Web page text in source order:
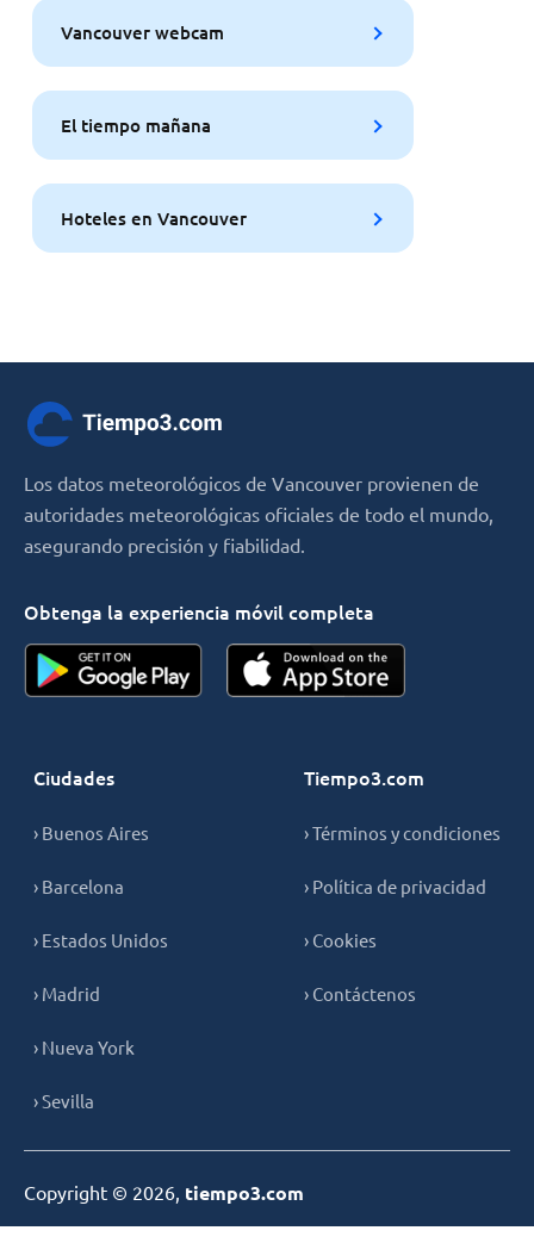
Vancouver webcam
El tiempo mañana
Hoteles en Vancouver
Los datos meteorológicos de Vancouver provienen de
autoridades meteorológicas oficiales de todo el mundo,
asegurando precisión y fiabilidad.
Obtenga la experiencia móvil completa
Ciudades
› Buenos Aires
› Barcelona
› Estados Unidos
› Madrid
› Nueva York
› Sevilla
Tiempo3.com
› Términos y condiciones
› Política de privacidad
› Cookies
› Contáctenos
Copyright © 2026, tiempo3.com